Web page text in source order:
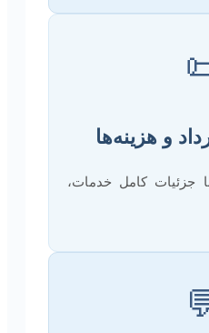
و هزینه‌ها
جزئیات کامل خدمات،